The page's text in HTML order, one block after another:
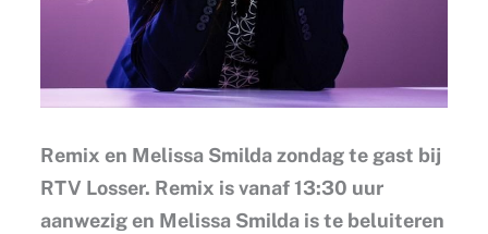
Remix en Melissa Smilda zondag te gast bij
RTV Losser. Remix is vanaf 13:30 uur
aanwezig en Melissa Smilda is te beluiteren